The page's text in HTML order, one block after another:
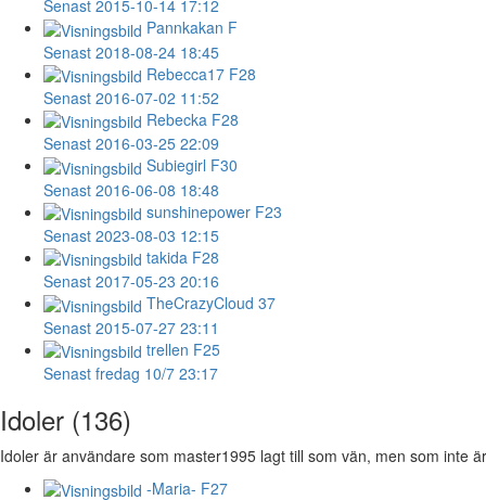
Senast 2015-10-14 17:12
Pannkakan F
Senast 2018-08-24 18:45
Rebecca17 F28
Senast 2016-07-02 11:52
Rebecka F28
Senast 2016-03-25 22:09
Subiegirl F30
Senast 2016-06-08 18:48
sunshinepower F23
Senast 2023-08-03 12:15
takida F28
Senast 2017-05-23 20:16
TheCrazyCloud 37
Senast 2015-07-27 23:11
trellen F25
Senast fredag 10/7 23:17
Idoler (136)
Idoler är användare som master1995 lagt till som vän, men som inte
-Maria- F27